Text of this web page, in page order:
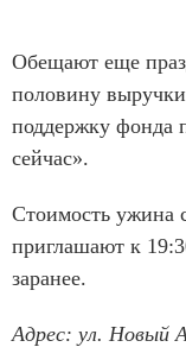
Обещают еще
половину
поддержку
сейчас».
Стоимость ужина
приглашают к
заранее.
Адрес: ул. Новый